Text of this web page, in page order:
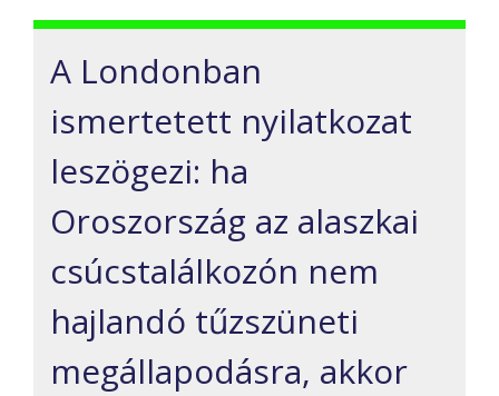
A Londonban
ismertetett nyilatkozat
leszögezi: ha
Oroszország az alaszkai
csúcstalálkozón nem
hajlandó tűzszüneti
megállapodásra, akkor